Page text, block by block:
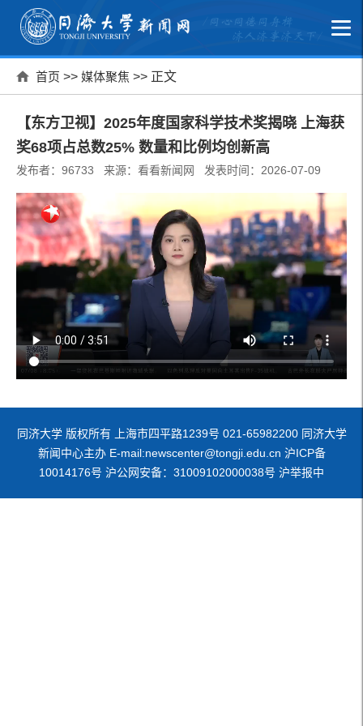
首页 >> 媒体聚焦 >> 正文
【东方卫视】2025年度国家科学技术奖揭晓 上海获
奖68项占总数25% 数量和比例均创新高
发布者：96733 来源：看看新闻网 发表时间：2026-07-09
同济大学 版权所有 上海市四平路1239号 021-65982200 同济大学
新闻中心主办 E-mail:newscenter@tongji.edu.cn 沪ICP备
10014176号 沪公网安备：31009102000038号 沪举报中